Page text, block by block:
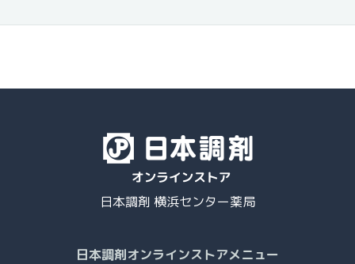
日本調剤 横浜センター薬局
日本調剤オンラインストアメニュー